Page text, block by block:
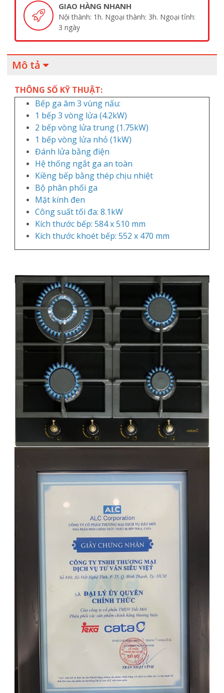
GIAO HÀNG NHANH
Nội thành: 1h. Ngoại thành: 3h. Ngoại tỉnh:
3 ngày
Mô tả
THÔNG SỐ KỸ THUẬT:
Bếp ga âm 3 vùng nấu:
1 bếp 3 vòng lửa (4.2kW)
2 bếp vòng lửa trung (1.75kW)
1 bếp vòng lửa nhỏ (1kW)
Đánh lửa bằng điện
Hệ thống ngắt ga an toàn
Kiềng bếp bằng thép chịu nhiệt
Bộ phân phối ga
Mặt kính đen
Công suất tối đa: 8.1kW
Kích thước bếp: 584 x 510 mm
Kích thước khoét bếp: 552 x 470 mm